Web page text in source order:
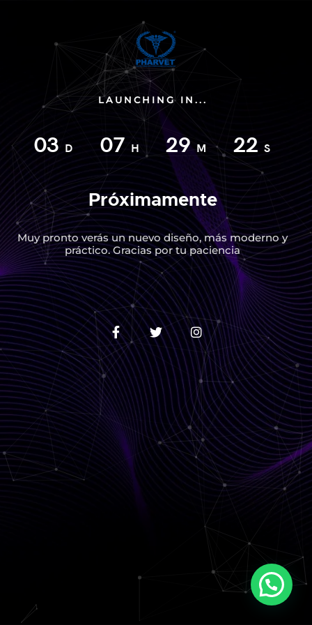
LAUNCHING IN...
03 D 07 H 29 M 22 S
Próximamente
Muy pronto verás un nuevo diseño, más moderno y
práctico. Gracias por tu paciencia